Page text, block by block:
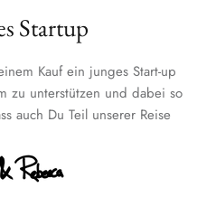
Startup
Kauf ein junges Start-up
zu unterstützen und dabei so
auch Du Teil unserer Reise